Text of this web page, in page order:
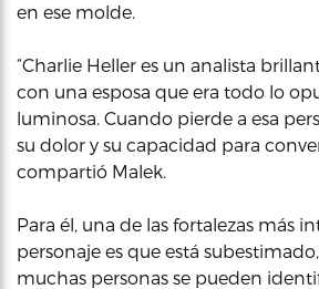
en ese molde.
“Charlie Heller es un analista
con una esposa que era todo lo
luminosa. Cuando pierde a esa
su dolor y su capacidad para
compartió Malek.
Para él, una de las fortalezas más
personaje es que está
muchas personas se pueden